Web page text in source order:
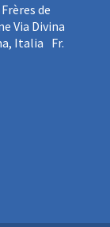
de
Via Divina
Italia Fr.